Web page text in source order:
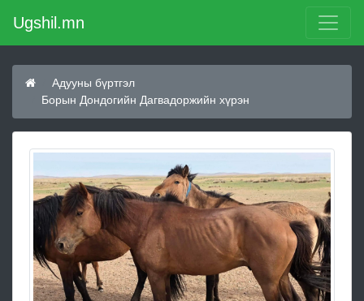
Ugshil.mn
Адууны бүртгэл
Борын Дондогийн Дагвадоржийн хүрэн